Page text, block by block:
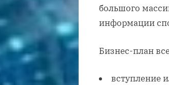
большого
информации
Бизнес-план
вступление